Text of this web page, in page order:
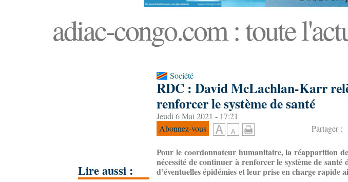
adiac-congo.com : toute
Lire aussi :
Société
RDC : David McLachlan-Karr
renforcer le système de santé
Jeudi 6 Mai 2021 - 17:21
Abonnez-vous
Partager :
Pour le coordonnateur humanitaire, la réapparition
nécessité de continuer à renforcer le système de
d’éventuelles épidémies et leur prise en charge rapide